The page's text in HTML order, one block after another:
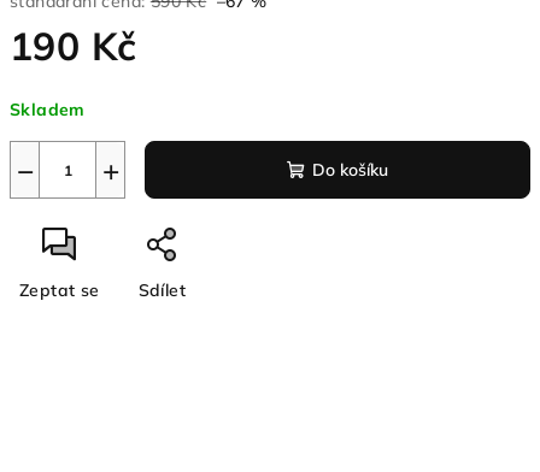
190 Kč
cena:
Skladem
+
− Do košíku
Zeptat se Sdílet